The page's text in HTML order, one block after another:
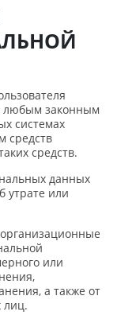
любым законным
системах
средств
средств.
данных
утрате или
или
а также от
лиц.